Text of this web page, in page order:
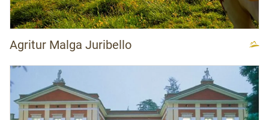
Agritur Malga Juribello